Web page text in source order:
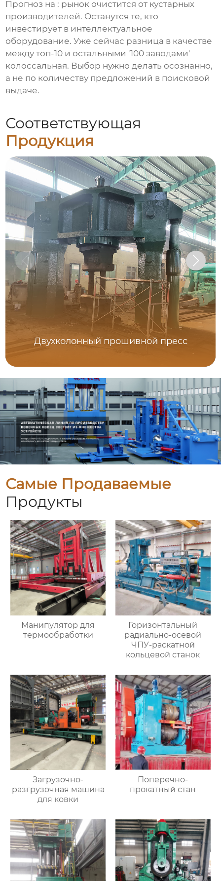
Прогноз на : рынок очистится от кустарных
производителей. Останутся те, кто
инвестирует в интеллектуальное
оборудование. Уже сейчас разница в качестве
между топ-10 и остальными '100 заводами'
колоссальная. Выбор нужно делать осознанно,
а не по количеству предложений в поисковой
выдаче.
Соответствующая
Продукция
Двухколонный прошивной пресс
Самые Продаваемые
Продукты
Манипулятор для
термообработки
Горизонтальный
радиально-осевой
ЧПУ-раскатной
кольцевой станок
Загрузочно-
разгрузочная машина
для ковки
Поперечно-
прокатный стан